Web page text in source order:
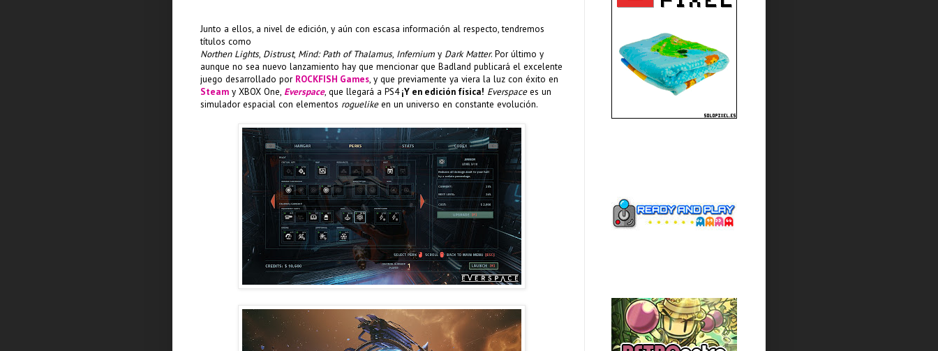
Junto a ellos, a nivel de edición, y aún con escasa información al respecto, tendremos
títulos como
Northen Lights, Distrust, Mind: Path of Thalamus, Infernium y Dark Matter. Por último y
aunque no sea nuevo lanzamiento hay que mencionar que Badland publicará el excelente
juego desarrollado por ROCKFISH Games, y que previamente ya viera la luz con éxito en
Steam y XBOX One, Everspace, que llegará a PS4¡Y en edición física! Everspacees un
simulador espacial con elementos roguelikeen un universo en constante evolución.